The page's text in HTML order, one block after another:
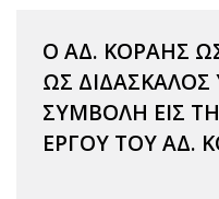
Ο ΑΔ. ΚΟΡΑΗΣ
ΩΣ
ΣΥΜΒΟΛΗ ΕΙΣ
ΕΡΓΟΥ ΤΟΥ ΑΔ.